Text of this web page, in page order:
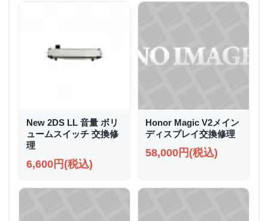
New 2DS LL 音量 ボリ
ュームスイッチ 交換修
理
6,600円(税込)
Honor Magic V2メイン
ディスプレイ交換修理
58,000円(税込)